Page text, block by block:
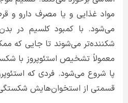
مواد غذایی و یا مصرف دارو و
می‌شود. با کمبود کلسیم در
شکننده‌تر می‌شوند تا جایی که
معمولاً تشخیص استئوپروز با
پا شروع می‌شود. فردی که
قسمتی از استخوان‌هایش